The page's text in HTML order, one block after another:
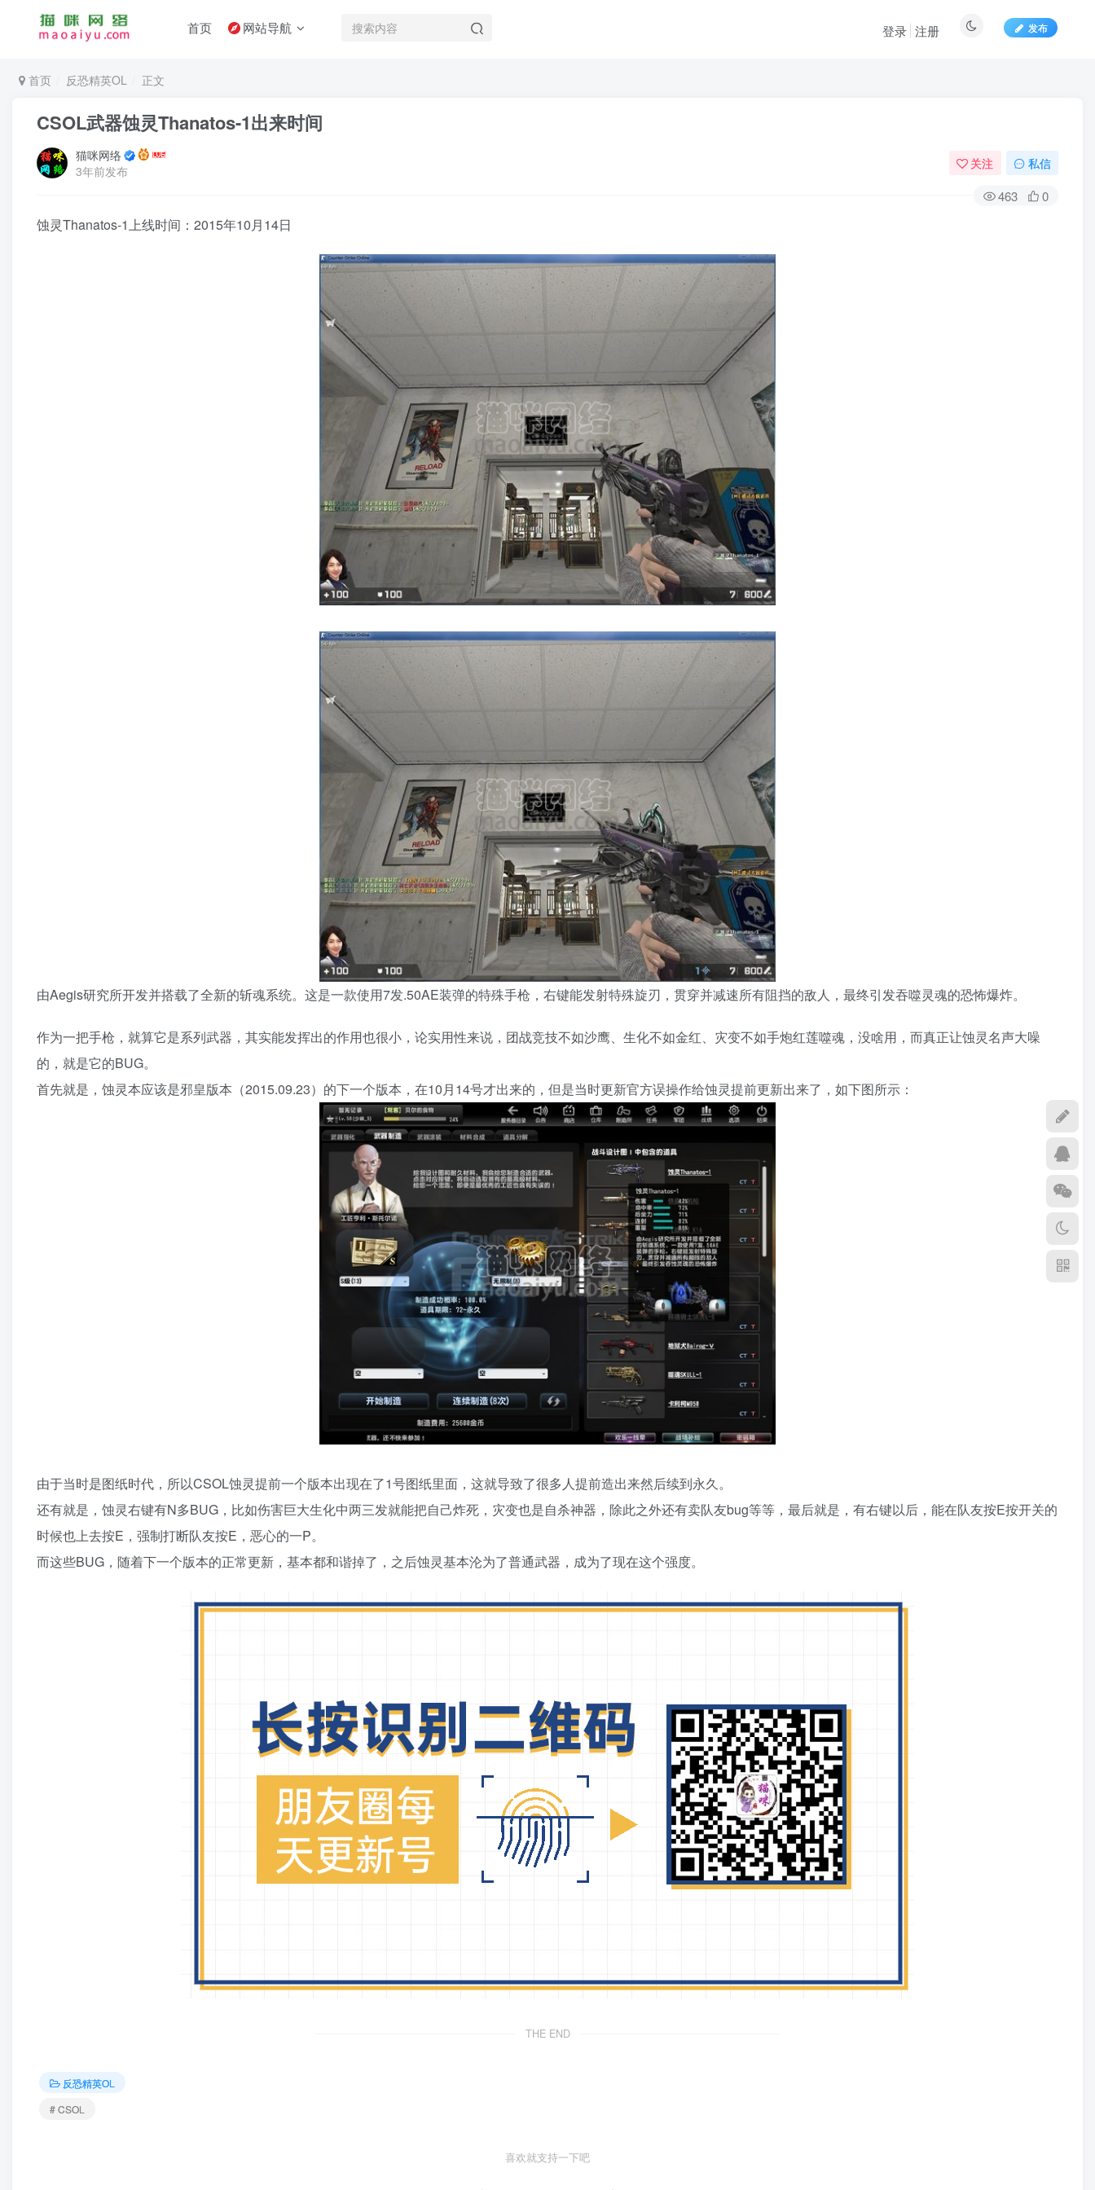
首页 网站导航 发布
登录 注册
首页 反恐精英OL 正文
CSOL武器蚀灵Thanatos-1出来时间
猫咪网络
3年前发布
关注 私信
463 0
蚀灵Thanatos-1上线时间：2015年10月14日
由Aegis研究所开发并搭载了全新的斩魂系统。这是一款使用7发.50AE装弹的特殊手枪，右键能发射特殊旋刃，贯穿并减速所有阻挡的敌人，最终引发吞噬灵魂的恐怖爆炸。
作为一把手枪，就算它是系列武器，其实能发挥出的作用也很小，论实用性来说，团战竞技不如沙鹰、生化不如金红、灾变不如手炮红莲噬魂，没啥用，而真正让蚀灵名声大噪
的，就是它的BUG。
首先就是，蚀灵本应该是邪皇版本（2015.09.23）的下一个版本，在10月14号才出来的，但是当时更新官方误操作给蚀灵提前更新出来了，如下图所示：
由于当时是图纸时代，所以CSOL蚀灵提前一个版本出现在了1号图纸里面，这就导致了很多人提前造出来然后续到永久。
还有就是，蚀灵右键有N多BUG，比如伤害巨大生化中两三发就能把自己炸死，灾变也是自杀神器，除此之外还有卖队友bug等等，最后就是，有右键以后，能在队友按E按开关的
时候也上去按E，强制打断队友按E，恶心的一P。
而这些BUG，随着下一个版本的正常更新，基本都和谐掉了，之后蚀灵基本沦为了普通武器，成为了现在这个强度。
THE END
反恐精英OL
# CSOL
喜欢就支持一下吧